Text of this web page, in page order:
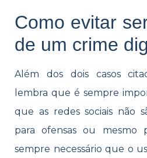
Como evitar
de um crime
Além dos dois casos
lembra que é sempre
que as redes sociais não
para ofensas ou mesmo
sempre necessário que o